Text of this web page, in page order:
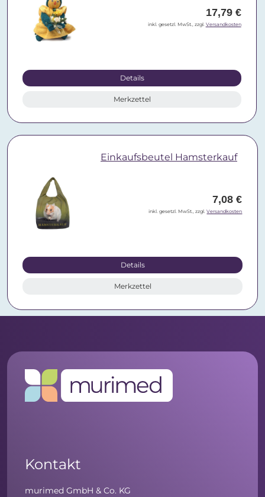
17,79 €
inkl. gesetzl. MwSt., zzgl. Versandkosten
Details
Merkzettel
Einkaufsbeutel Hamsterkauf
7,08 €
inkl. gesetzl. MwSt., zzgl.Versandkosten
Details
Merkzettel
Kontakt
murimed GmbH & Co. KG